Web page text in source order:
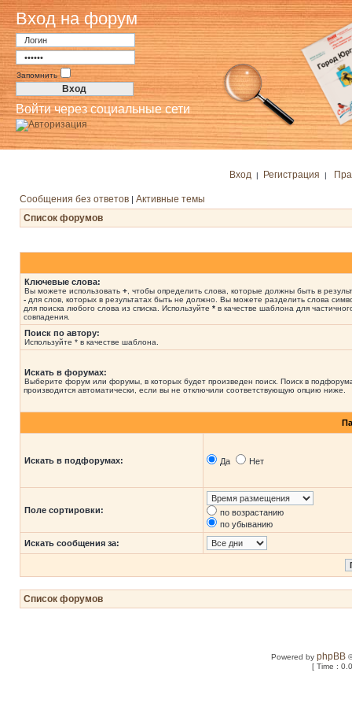
Вход на форум
Запомнить
Войти через социальные сети
Вход | Регистрация |
Сообщения без ответов | Активные темы
Список форумов
Ключевые слова:
Вы можете использовать + , чтобы определить слова, которые должны быть в
- для слов, которых в результатах быть не должно. Вы можете разделить слова
для поиска любого слова из списка. Используйте * в качестве шаблона для
совпадения.
Поиск по автору:
Используйте * в качестве шаблона.
Искать в форумах:
Выберите форум или форумы, в которых будет произведен поиск. Поиск в
производится автоматически, если вы не отключили соответствующую опцию ниже.
Искать в подфорумах: Да Нет
Поле сортировки:
по возрастанию
по убыванию
Искать сообщения за:
Список форумов
Powered byphpBB
[ Time :